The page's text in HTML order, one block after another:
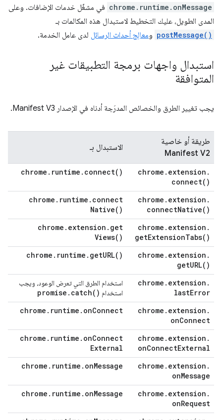
chrome.runtime.onMessage في مشغّل خدمات الإضافات. وعلى
المدى الطويل، عليك التخطيط لاستبدال هذه المكالمات بـ
postMessage() ومعالِج أحداث الرسائل لدى عامل الخدمة.
استبدال واجهات برمجة التطبيقات غير
المتوافقة
يجب تغيير الطرق والخصائص المدرَجة أدناه في الإصدار Manifest V3.
طريقة أو خاصية
Manifest V2
الاستبدال بـ
chrome . extension .
connect( )
chrome . runtime . connect( )
chrome . extension .
connectNative( )
chrome . runtime . connect
Native( )
chrome . extension .
getExtensionTabs( )
chrome . extension . get
Views( )
chrome . extension .
getURL( )
chrome . runtime . getURL( )
chrome . extension .
lastError
استخدام الطرق التي تعرض الوعود، ويجب
استخدام
promise . catch( )
chrome . extension .
onConnect
chrome . runtime . onConnect
chrome . extension .
onConnectExternal
chrome . runtime . onConnect
External
chrome . extension .
onMessage
chrome . runtime . onMessage
chrome . extension .
onRequest
chrome . runtime . onMessage